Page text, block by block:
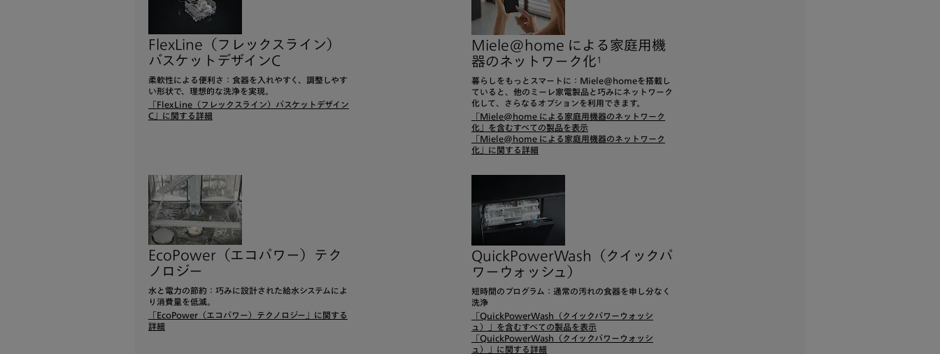
FlexLine（フレックスライン）
バスケットデザインC
柔軟性による便利さ：食器を入れやすく、調整しやす
い形状で、理想的な洗浄を実現。
「FlexLine（フレックスライン）バスケットデザイン
C 」に関する詳細
Miele@home による家庭用機
器のネットワーク化 1
暮らしをもっとスマートに：Miele@homeを搭載し
ていると、他のミーレ家電製品と巧みにネットワーク
化して、さらなるオプションを利用できます。
「Miele@home による家庭用機器のネットワーク
化」を含むすべての製品を表示
「Miele@home による家庭用機器のネットワーク
化」に関する詳細
EcoPower（エコパワー）テク
ノロジー
水と電力の節約：巧みに設計された給水システムによ
り消費量を低減。
「EcoPower（エコパワー）テクノロジー」に関する
詳細
QuickPowerWash（クイックパ
ワーウォッシュ）
短時間のプログラム：通常の汚れの食器を申し分なく
洗浄
「QuickPowerWash（クイックパワーウォッシ
ュ）」を含むすべての製品を表示
「QuickPowerWash（クイックパワーウォッシ
ュ）」に関する詳細